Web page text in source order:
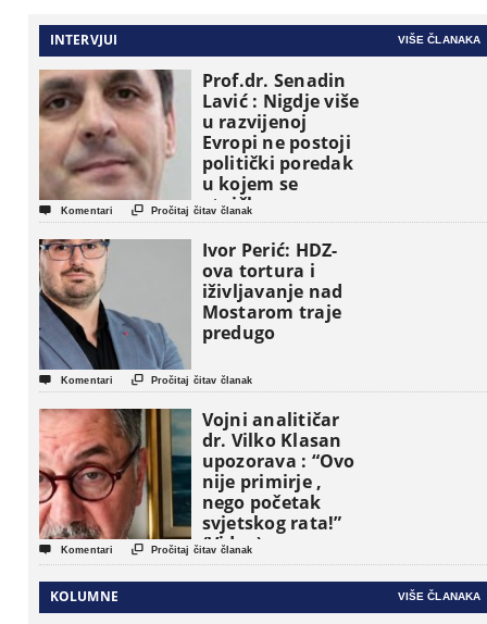
INTERVJUI VIŠE ČLANAKA
Prof.dr. Senadin
Lavić : Nigdje više
u razvijenoj
Evropi ne postoji
politički poredak
u kojem se
etničke grupe
pojavljuju kao
osnovne
političke jedinice
 Komentari  Pročitaj čitav članak
Ivor Perić: HDZ-
ova tortura i
iživljavanje nad
Mostarom traje
predugo
 Komentari  Pročitaj čitav članak
Vojni analitičar
dr. Vilko Klasan
upozorava : “Ovo
nije primirje ,
nego početak
svjetskog rata!”
(Video)
 Komentari  Pročitaj čitav članak
KOLUMNE VIŠE ČLANAKA